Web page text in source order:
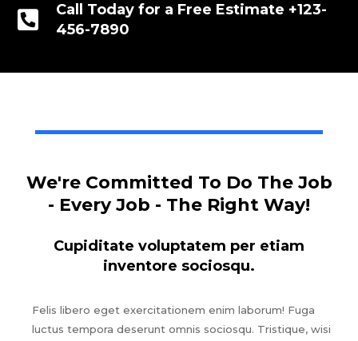
Call Today for a Free Estimate +123-
456-7890
We're Committed To Do The Job
- Every Job - The Right Way!
Cupiditate voluptatem per etiam
inventore sociosqu.
Felis libero eget exercitationem enim laborum! Fuga
luctus tempora deserunt omnis sociosqu. Tristique, wisi